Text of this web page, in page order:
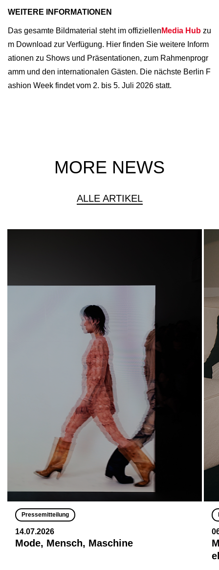
WEITERE INFORMATIONEN
Das gesamte Bildmaterial steht im offiziellen Media Hub zu
m Download zur Verfügung. Hier finden Sie weitere Inform
ationen zu Shows und Präsentationen, zum Rahmenprogr
amm und den internationalen Gästen. Die nächste Berlin F
ashion Week findet vom 2. bis 5. Juli 2026 statt.
MORE NEWS
ALLE ARTIKEL
Pressemitteilung
14.07.2026
Mode, Mensch, Maschine